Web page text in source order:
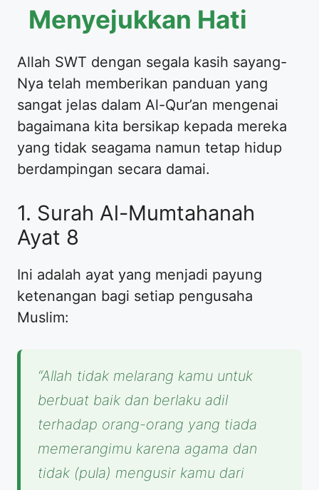
Menyejukkan Hati
​Allah SWT dengan segala kasih sayang-
Nya telah memberikan panduan yang
sangat jelas dalam Al-Qur’an mengenai
bagaimana kita bersikap kepada mereka
yang tidak seagama namun tetap hidup
berdampingan secara damai.
​1. Surah Al-Mumtahanah
Ayat 8
​Ini adalah ayat yang menjadi payung
ketenangan bagi setiap pengusaha
Muslim:
“Allah tidak melarang kamu untuk
berbuat baik dan berlaku adil
terhadap orang-orang yang tiada
memerangimu karena agama dan
tidak (pula) mengusir kamu dari